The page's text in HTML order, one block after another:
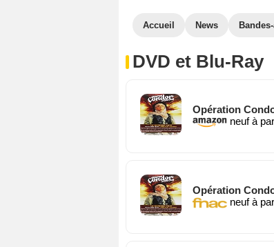
Accueil News
DVD et Blu-Ray
Opération
neuf à
Opération
neuf à